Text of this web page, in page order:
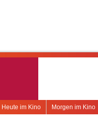
Morgen im Kino
Heute im Kino